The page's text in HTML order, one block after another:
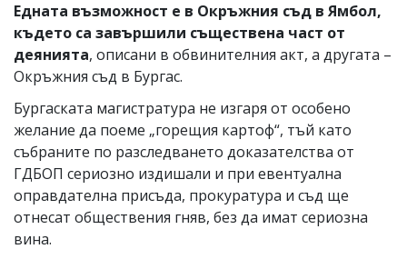
Едната възможност е в Окръжния съд в Ямбол,
където са завършили съществена част от
деянията, описани в обвинителния акт, а другата –
Окръжния съд в Бургас.
Бургаската магистратура не изгаря от особено
желание да поеме „горещия картоф“, тъй като
събраните по разследването доказателства от
ГДБОП сериозно издишали и при евентуална
оправдателна присъда, прокуратура и съд ще
отнесат обществения гняв, без да имат сериозна
вина.